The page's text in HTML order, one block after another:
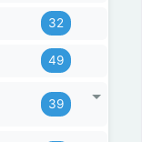
32
49
39